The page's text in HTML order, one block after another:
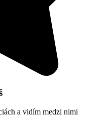
a vidím medzi nimi